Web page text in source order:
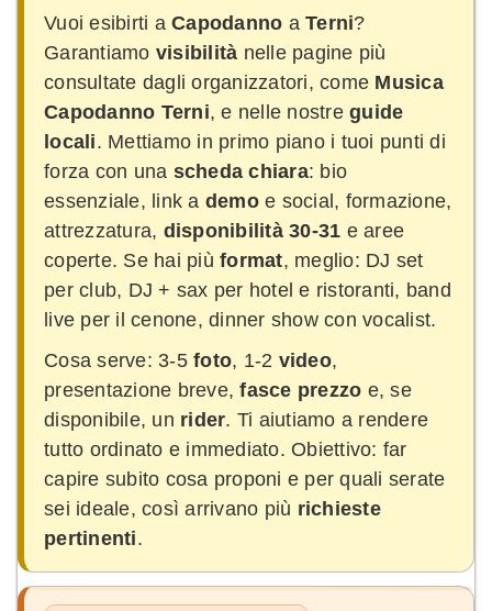
Vuoi esibirti a Capodanno a Terni?
Garantiamo visibilità nelle pagine più
consultate dagli organizzatori, come Musica
Capodanno Terni, e nelle nostre guide
locali. Mettiamo in primo piano i tuoi punti di
forza con una scheda chiara: bio
essenziale, link a demoe social, formazione,
attrezzatura, disponibilità 30-31 e aree
coperte. Se hai più format, meglio: DJ set
per club, DJ + sax per hotel e ristoranti, band
live per il cenone, dinner show con vocalist.
Cosa serve: 3-5 foto, 1-2 video,
presentazione breve,fasce prezzo e, se
disponibile, un rider. Ti aiutiamo a rendere
tutto ordinato e immediato. Obiettivo: far
capire subito cosa proponi e per quali serate
sei ideale, così arrivano più richieste
pertinenti.